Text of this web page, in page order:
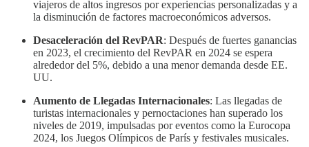
viajeros de altos ingresos por experiencias personalizadas y a
la disminución de factores macroeconómicos adversos.
Desaceleración del RevPAR: Después de fuertes ganancias
en 2023, el crecimiento del RevPAR en 2024 se espera
alrededor del 5%, debido a una menor demanda desde EE.
UU.
Aumento de Llegadas Internacionales: Las llegadas de
turistas internacionales y pernoctaciones han superado los
niveles de 2019, impulsadas por eventos como la Eurocopa
2024, los Juegos Olímpicos de París y festivales musicales.